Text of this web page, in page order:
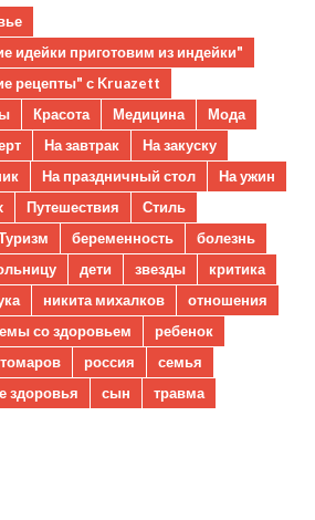
идейки приготовим из индейки"
рецепты" с Kruazett
Красота Медицина
Мода
На завтрак
На закуску
На праздничный стол
На ужин
Путешествия
Стиль
беременность
болезнь
дети звезды
критика
никита михалков
отношения
со здоровьем
ребенок
россия
семья
здоровья сын
травма